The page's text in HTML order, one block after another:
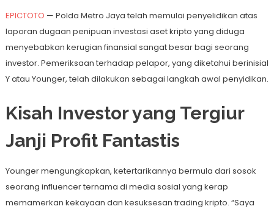
EPICTOTO — Polda Metro Jaya telah memulai penyelidikan atas
laporan dugaan penipuan investasi aset kripto yang diduga
menyebabkan kerugian finansial sangat besar bagi seorang
investor. Pemeriksaan terhadap pelapor, yang diketahui berinisial
Y atau Younger, telah dilakukan sebagai langkah awal penyidikan.
Kisah Investor yang Tergiur
Janji Profit Fantastis
Younger mengungkapkan, ketertarikannya bermula dari sosok
seorang influencer ternama di media sosial yang kerap
memamerkan kekayaan dan kesuksesan trading kripto. “Saya